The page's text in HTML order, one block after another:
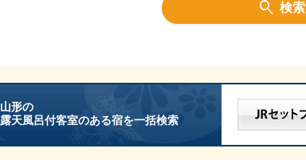
検索
山形の
露天風呂付客室のある宿を一括検索